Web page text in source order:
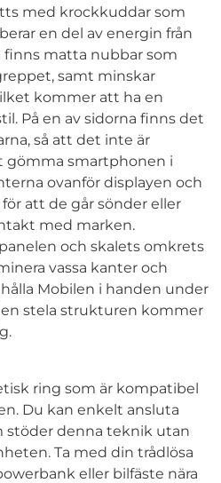
med krockkuddar som
en del av energin från
finns matta nubbar som
samt minskar
kommer att ha en
På en av sidorna finns det
så att det inte är
smartphonen i
ovanför displayen och
att de går sönder eller
med marken.
och skalets omkrets
vassa kanter och
Mobilen i handen under
stela strukturen kommer
ring som är kompatibel
Du kan enkelt ansluta
stöder denna teknik utan
Ta med din trådlösa
eller bilfäste nära